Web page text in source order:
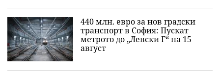
440 млн. евро за нов градски
транспорт в София: Пускат
метрото до „Левски Г“ на 15
август